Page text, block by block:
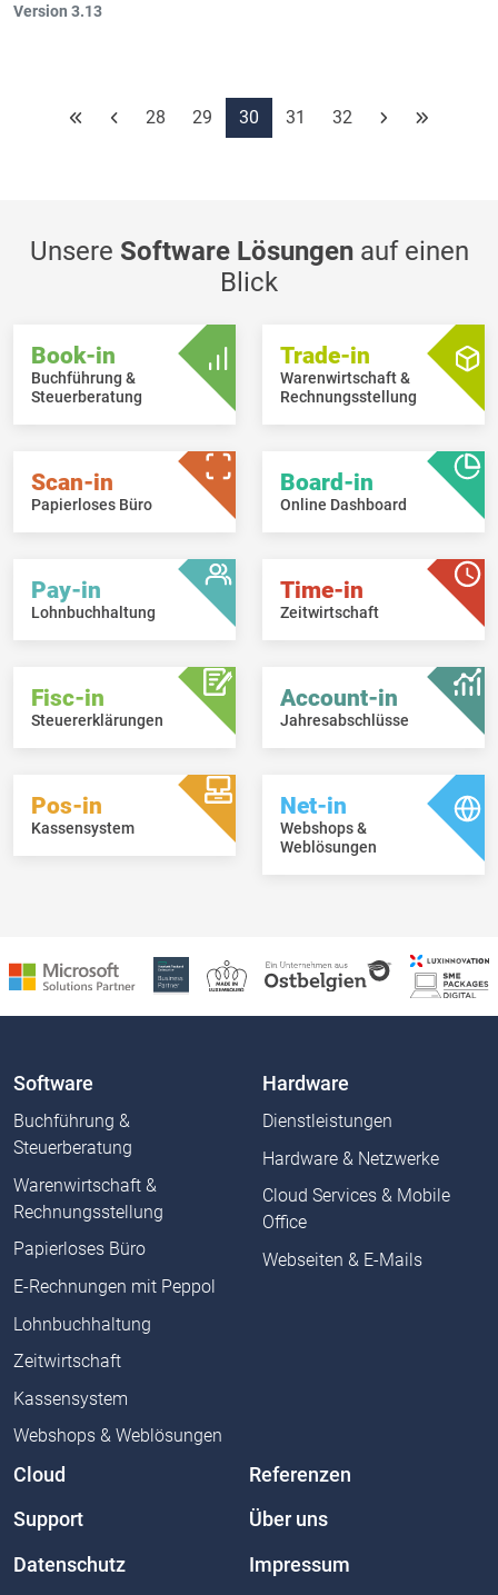
Version 3.13
Totalbetrag abzüglich der Rabatte
(Parameter auf Ebene der Gruppe und der Zahlungsarten).
28 29 30 31 32
Unsere Software Lösungenauf einen
Blick
Book-in
Buchführung &
Steuerberatung
Trade-in
Warenwirtschaft &
Rechnungsstellung
Scan-in
Papierloses Büro
Board-in
Online Dashboard
Pay-in
Lohnbuchhaltung
Time-in
Zeitwirtschaft
Fisc-in
Steuererklärungen
Account-in
Jahresabschlüsse
Pos-in
Kassensystem
Net-in
Webshops &
Weblösungen
Software
Buchführung &
Steuerberatung
Warenwirtschaft &
Rechnungsstellung
Papierloses Büro
E-Rechnungen mit Peppol
Lohnbuchhaltung
Zeitwirtschaft
Kassensystem
Webshops & Weblösungen
Hardware
Dienstleistungen
Hardware & Netzwerke
Cloud Services & Mobile
Office
Webseiten & E-Mails
Cloud Referenzen
Support Über uns
Datenschutz Impressum